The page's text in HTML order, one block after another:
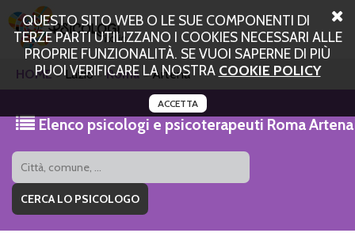
QUESTO SITO WEB O LE SUE COMPONENTI DI
TERZE PARTI UTILIZZANO I COOKIES NECESSARI ALLE
PROPRIE FUNZIONALITÀ. SE VUOI SAPERNE DI PIÙ
PUOI VERIFICARE LA NOSTRA COOKIE POLICY
ACCETTA
HOME Lazio Roma Artena
Elenco psicologi e psicoterapeuti Roma Artena